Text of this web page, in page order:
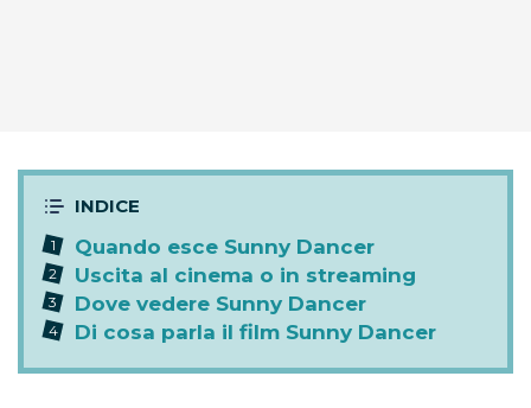
Quando esce Sunny Dancer
Uscita al cinema o in streaming
Dove vedere Sunny Dancer
Di cosa parla il film Sunny Dancer